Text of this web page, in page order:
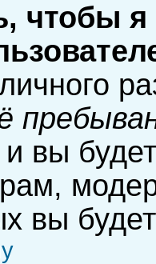
чтобы
и вы
вы